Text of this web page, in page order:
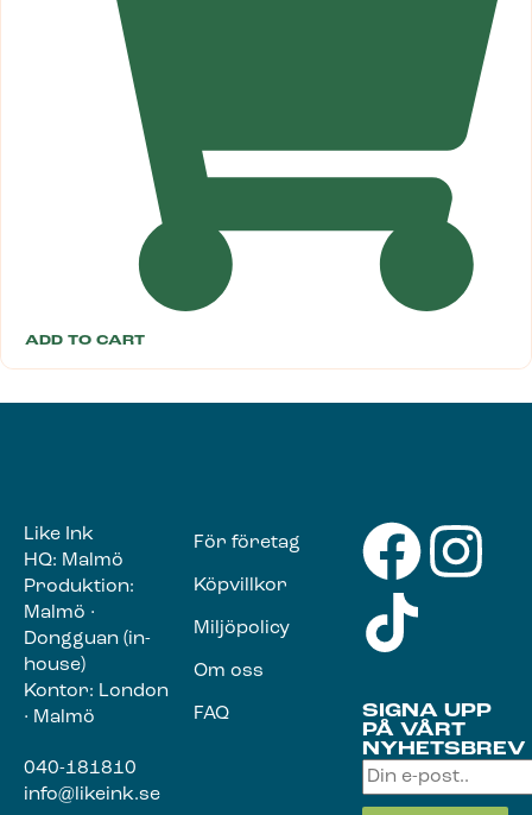
ADD TO CART
Like Ink
HQ: Malmö
Produktion:
Malmö ·
Dongguan (in-
house)
Kontor: London
· Malmö
040-181810
info@likeink.se
För företag
Köpvillkor
Miljöpolicy
Om oss
FAQ
SIGNA UPP
PÅ VÅRT
NYHETSBREV